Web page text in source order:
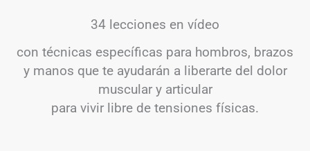
34 lecciones en vídeo
con técnicas específicas para hombros, brazos
y manos que te ayudarán a liberarte del dolor
muscular y articular
para vivir libre de tensiones físicas.